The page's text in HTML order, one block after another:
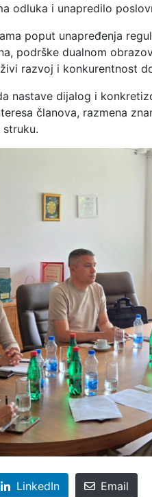
odluka i unapredilo
poput unapređenja
podrške dualnom
razvoj i konkurentnost
nastave dijalog i
članova, razmena
LinkedIn Email